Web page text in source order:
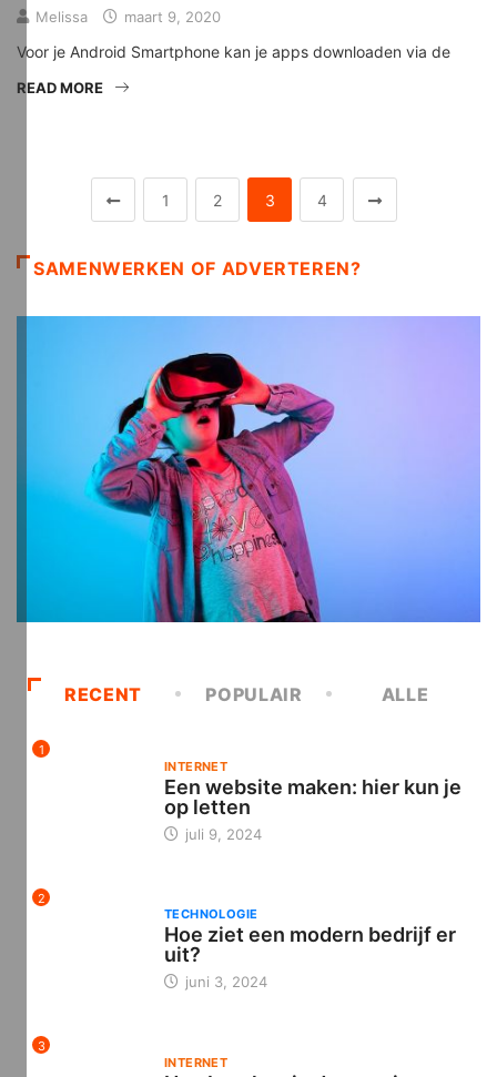
Melissa maart 9, 2020
Voor je Android Smartphone kan je apps downloaden via de
READ MORE
1 2 3 4
SAMENWERKEN OF ADVERTEREN?
RECENT POPULAIR ALLE
1
INTERNET
Een website maken: hier kun je
op letten
juli 9, 2024
2
TECHNOLOGIE
Hoe ziet een modern bedrijf er
uit?
juni 3, 2024
3
INTERNET